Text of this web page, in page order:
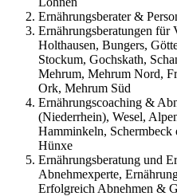
Ernährungsberater &
Ernährungsberatungen für
Holthausen, Bungers,
Stockum, Gochskath,
Mehrum, Mehrum Nord,
Ork, Mehrum Süd
Ernährungscoaching &
(Niederrhein), Wesel,
Hamminkeln, Schermbeck
Hünxe
Ernährungsberatung und
Abnehmexperte,
Erfolgreich Abnehmen &